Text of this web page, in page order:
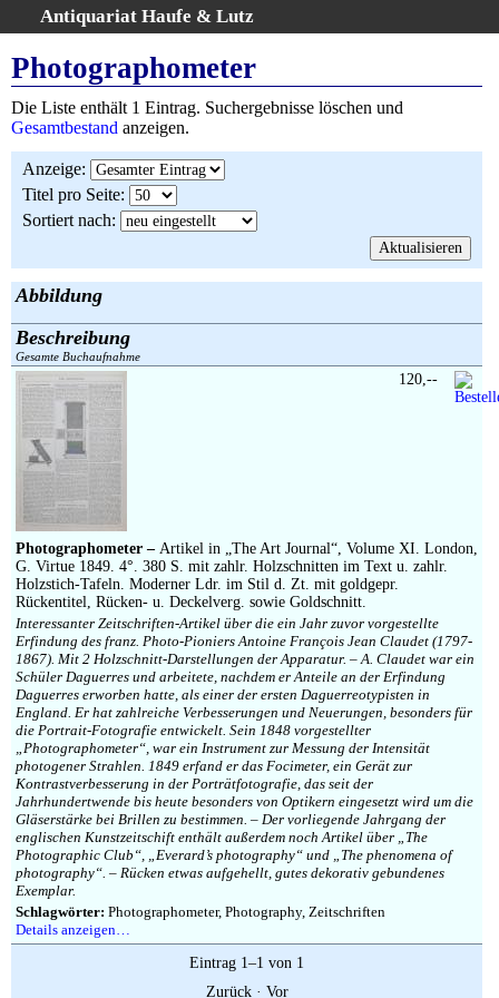
Antiquariat Haufe & Lutz
Home
Gesamtbestand
Kategorien
Schlagwörter
Suchergebnisse
AGB
Widerruf
Über uns
Aktuelle Kataloge
Ankauf
Links
Impressum
Photographometer
Die Liste enthält 1 Eintrag. Suchergebnisse löschen und
Gesamtbestand anzeigen.
Anzeige:
Titel pro Seite:
Sortiert nach:
Abbildung
Beschreibung
Gesamte Buchaufnahme
Photographometer – Artikel in „The Art Journal“, Volume XI. London,
G. Virtue 1849. 4°. 380 S. mit zahlr. Holzschnitten im Text u. zahlr.
Holzstich-Tafeln. Moderner Ldr. im Stil d. Zt. mit goldgepr.
Rückentitel, Rücken- u. Deckelverg. sowie Goldschnitt.
Interessanter Zeitschriften-Artikel über die ein Jahr zuvor vorgestellte
Erfindung des franz. Photo-Pioniers Antoine François Jean Claudet (1797-
1867). Mit 2 Holzschnitt-Darstellungen der Apparatur. – A. Claudet war ein
Schüler Daguerres und arbeitete, nachdem er Anteile an der Erfindung
Daguerres erworben hatte, als einer der ersten Daguerreotypisten in
England. Er hat zahlreiche Verbesserungen und Neuerungen, besonders für
die Portrait-Fotografie entwickelt. Sein 1848 vorgestellter
„Photographometer“, war ein Instrument zur Messung der Intensität
photogener Strahlen. 1849 erfand er das Focimeter, ein Gerät zur
Kontrastverbesserung in der Porträtfotografie, das seit der
Jahrhundertwende bis heute besonders von Optikern eingesetzt wird um die
Gläserstärke bei Brillen zu bestimmen. – Der vorliegende Jahrgang der
englischen Kunstzeitschift enthält außerdem noch Artikel über „The
Photographic Club“, „Everard’s photography“ und „The phenomena of
photography“. – Rücken etwas aufgehellt, gutes dekorativ gebundenes
Exemplar.
Schlagwörter: Photographometer, Photography, Zeitschriften
Details anzeigen…
120,--
Eintrag 1–1 von 1
Zurück· Vor